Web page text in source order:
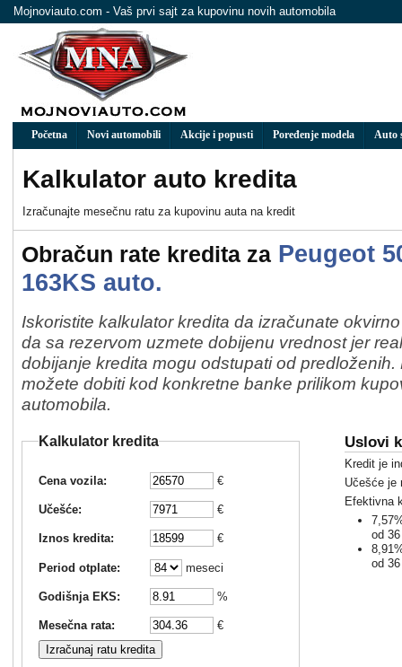
Mojnoviauto.com - Vaš prvi sajt za kupovinu novih automobila
Početna Novi automobili Akcije i popusti Poređenje modela Auto
Kalkulator auto kredita
Izračunaјte mesečnu ratu za kupovinu auta na kredit
Obračun rate kredita za Peugeot
163KS auto.
Iskoristite kalkulator kredita da izračunate
da sa rezervom uzmete dobijenu vrednost jer
dobijanje kredita mogu odstupati od
možete dobiti kod konkretne banke prilikom
automobila.
Kalkulator kredita
Cena vozila: €
Učešće: €
Iznos kredita: €
Period otplate: meseci
Godišnja EKS: %
Mesečna rata: €
Uslovi
Kredit je
Učešće je
Efektivna
od
od